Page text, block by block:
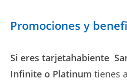
Promociones y
Si eres tarjetahabiente
Infinite o Platinum tienes